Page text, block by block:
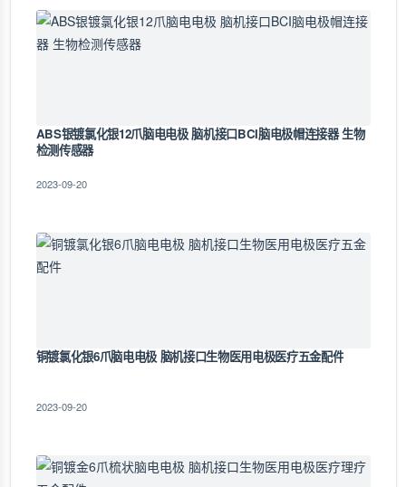
ABS银镀氯化银12爪脑电电极 脑机接口BCI脑电极帽连接器 生物
检测传感器
2023-09-20
铜镀氯化银6爪脑电电极 脑机接口生物医用电极医疗五金配件
2023-09-20